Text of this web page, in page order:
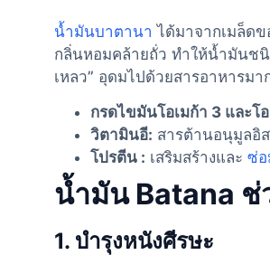
น้ำมันบาตานา ได้มาจากเมล็ด
กลิ่นหอมคล้ายถั่ว ทำให้น้ำมันช
เหลว” อุดมไปด้วยสารอาหารม
กรดไขมันโอเมก้า 3 และโ
วิตามินอี: สารต้านอนุมูลอิ
โปรตีน : เสริมสร้างและ ซ่อ
น้ำมัน Batana ช่
1. บำรุงหนังศีรษะ